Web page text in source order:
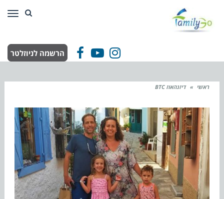
Facebook
YouTube
Instagram הרשמה לניוזלטר
ראשי » דיזנהאוז BTC